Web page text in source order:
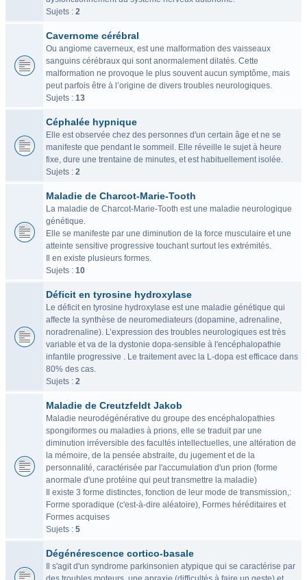
Sujets : 2
Cavernome cérébral
Ou angiome caverneux, est une malformation des vaisseaux
sanguins cérébraux qui sont anormalement dilatés. Cette
malformation ne provoque le plus souvent aucun symptôme, mais
peut parfois être à l’origine de divers troubles neurologiques.
Sujets : 13
Céphalée hypnique
Elle est observée chez des personnes d'un certain âge et ne se
manifeste que pendant le sommeil. Elle réveille le sujet à heure
fixe, dure une trentaine de minutes, et est habituellement isolée.
Sujets : 2
Maladie de Charcot-Marie-Tooth
La maladie de Charcot-Marie-Tooth est une maladie neurologique
génétique.
Elle se manifeste par une diminution de la force musculaire et une
atteinte sensitive progressive touchant surtout les extrémités.
Il en existe plusieurs formes.
Sujets : 10
Déficit en tyrosine hydroxylase
Le déficit en tyrosine hydroxylase est une maladie génétique qui
affecte la synthèse de neuromediateurs (dopamine, adrenaline,
noradrenaline). L’expression des troubles neurologiques est très
variable et va de la dystonie dopa-sensible à l'encéphalopathie
infantile progressive . Le traitement avec la L-dopa est efficace dans
80% des cas.
Sujets : 2
Maladie de Creutzfeldt Jakob
Maladie neurodégénérative du groupe des encéphalopathies
spongiformes ou maladies à prions, elle se traduit par une
diminution irréversible des facultés intellectuelles, une altération de
la mémoire, de la pensée abstraite, du jugement et de la
personnalité, caractérisée par l'accumulation d'un prion (forme
anormale d'une protéine qui peut transmettre la maladie)
Il existe 3 forme distinctes, fonction de leur mode de transmission,:
Forme sporadique (c'est-à-dire aléatoire), Formes héréditaires et
Formes acquises
Sujets : 5
Dégénérescence cortico-basale
Il s'agit d'un syndrome parkinsonien atypique qui se caractérise par